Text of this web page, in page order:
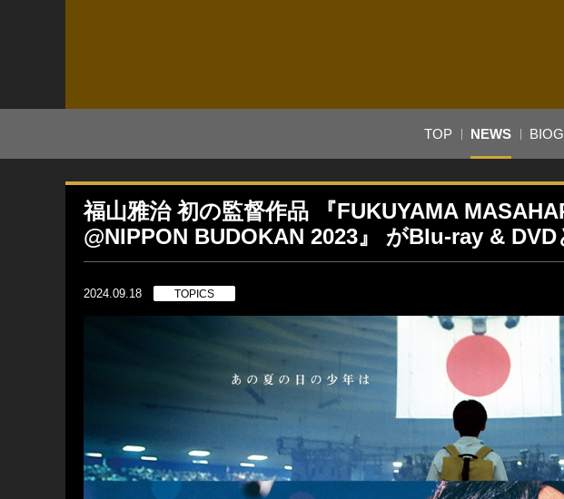
TOP NEWS
福山雅治 初の監督作品 『FUKUYAMA
@NIPPON BUDOKAN 2023』 がBlu-ray & DVD
2024.09.18 TOPICS